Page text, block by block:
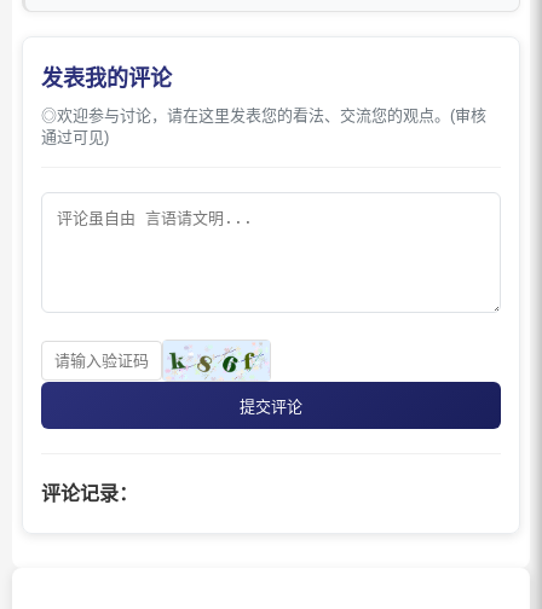
发表我的评论
◎欢迎参与讨论，请在这里发表您的看法、交流您的观点。(审核
通过可见)
提交评论
评论记录：